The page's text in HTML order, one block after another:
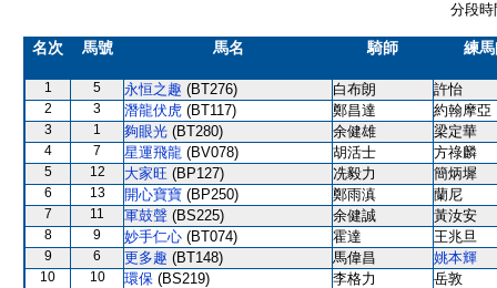
分段
名次 馬號 馬名 騎師 練
1 5 永恒之趣 (BT276) 白布朗 許怡
2 3 潛龍伏虎 (BT117) 鄭昌達 約翰摩亞
3 1 夠眼光 (BT280) 余健雄 梁定華
4 7 星運飛龍 (BV078) 胡活士 方祿麟
5 12 大家旺 (BP127) 冼毅力 簡炳墀
6 13 開心寶寶 (BP250) 鄭雨滇 蘭尼
7 11 軍鼓聲 (BS225) 余健誠 黃汝安
8 9 妙手仁心 (BT074) 霍達 王兆旦
9 6 更多趣 (BT148) 馬偉昌 姚本輝
10 10 環保 (BS219) 李格力 岳敦